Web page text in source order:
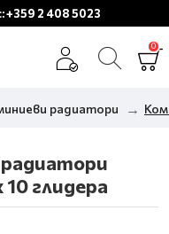
+359 2 408 5023
0
радиатори
глидера